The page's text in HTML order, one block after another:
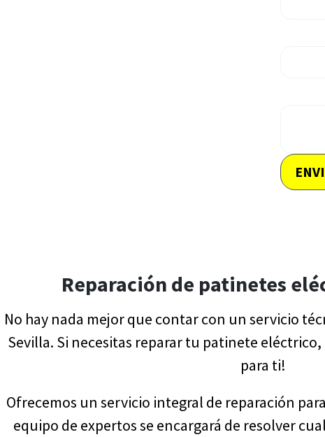
Reparación de patinetes
No hay nada mejor que contar con un servicio
Sevilla. Si necesitas reparar tu patinete
para ti!
Ofrecemos un servicio integral de reparación
equipo de expertos se encargará de resolver